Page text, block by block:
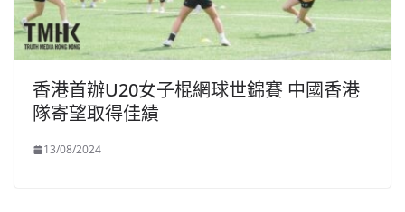
香港首辦U20女子棍網球世錦賽 中國香港
隊寄望取得佳績
13/08/2024